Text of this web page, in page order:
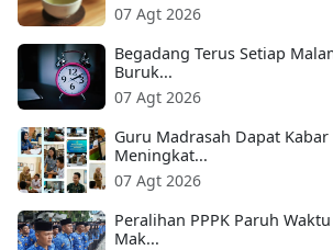
07 Agt 2026
Begadang Terus Setiap
Buruk...
07 Agt 2026
Guru Madrasah Dapat Kabar
Meningkat...
07 Agt 2026
Peralihan PPPK Paruh
Mak...